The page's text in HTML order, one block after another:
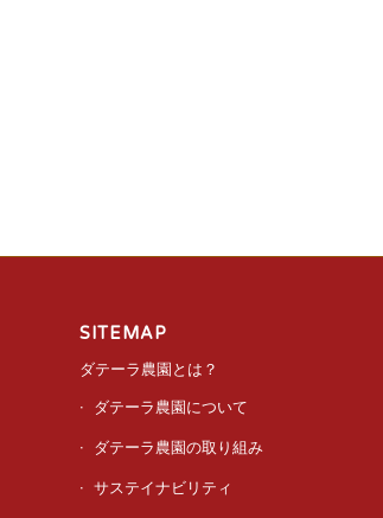
SITEMAP
ダテーラ農園とは？
ダテーラ農園について
ダテーラ農園の取り組み
サステイナビリティ